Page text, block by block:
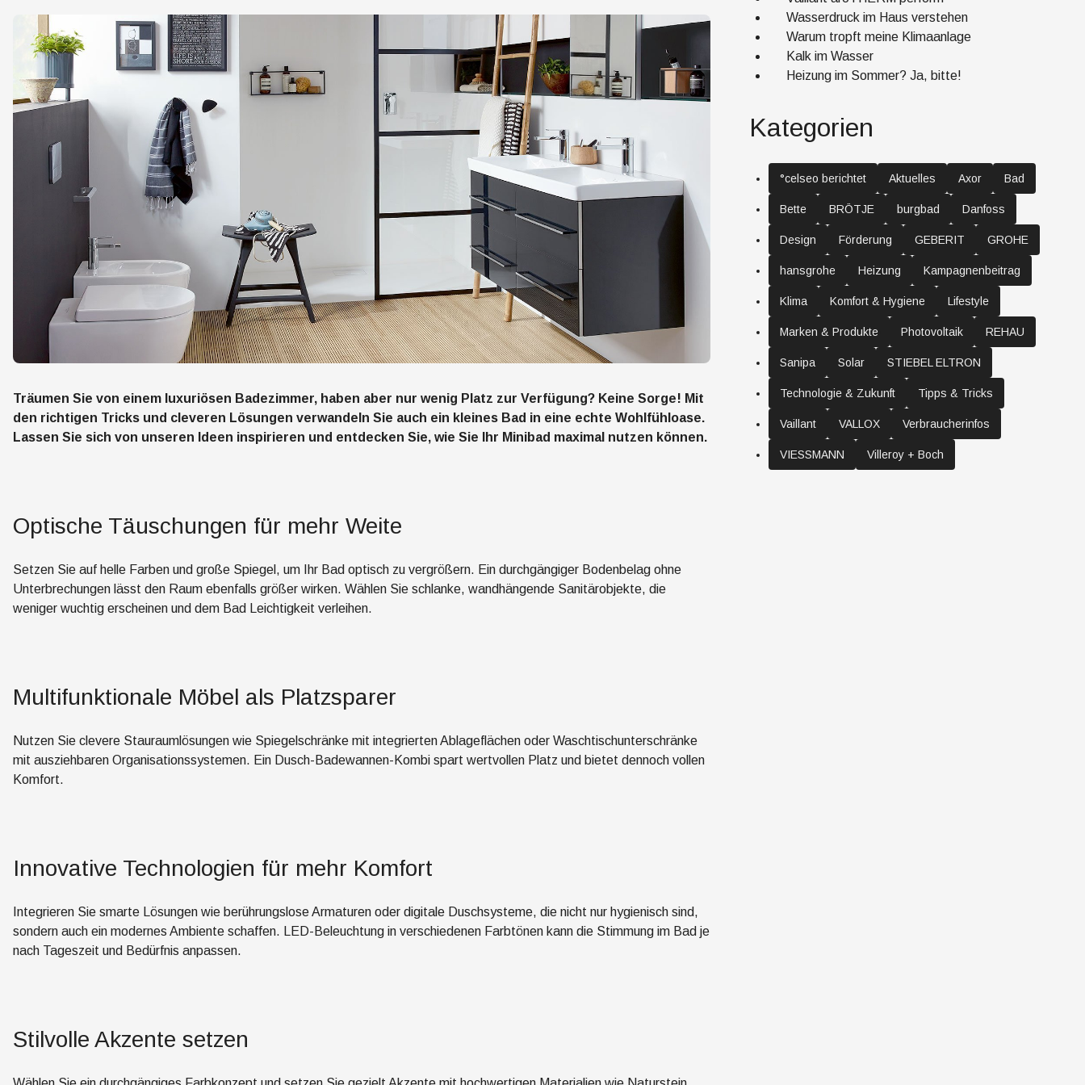
Träumen Sie von einem luxuriösen Badezimmer, haben aber nur wenig Platz zur Verfügung? Keine Sorge! Mit
den richtigen Tricks und cleveren Lösungen verwandeln Sie auch ein kleines Bad in eine echte Wohlfühloase.
Lassen Sie sich von unseren Ideen inspirieren und entdecken Sie, wie Sie Ihr Minibad maximal nutzen können.
Optische Täuschungen für mehr Weite
Setzen Sie auf helle Farben und große Spiegel, um Ihr Bad optisch zu vergrößern. Ein durchgängiger Bodenbelag ohne
Unterbrechungen lässt den Raum ebenfalls größer wirken. Wählen Sie schlanke, wandhängende Sanitärobjekte, die
weniger wuchtig erscheinen und dem Bad Leichtigkeit verleihen.
Multifunktionale Möbel als Platzsparer
Nutzen Sie clevere Stauraumlösungen wie Spiegelschränke mit integrierten Ablageflächen oder Waschtischunterschränke
mit ausziehbaren Organisationssystemen. Ein Dusch-Badewannen-Kombi spart wertvollen Platz und bietet dennoch vollen
Komfort.
Innovative Technologien für mehr Komfort
Integrieren Sie smarte Lösungen wie berührungslose Armaturen oder digitale Duschsysteme, die nicht nur hygienisch sind,
sondern auch ein modernes Ambiente schaffen. LED-Beleuchtung in verschiedenen Farbtönen kann die Stimmung im Bad je
nach Tageszeit und Bedürfnis anpassen.
Stilvolle Akzente setzen
Wasserdruck im Haus verstehen
Warum tropft meine Klimaanlage
Kalk im Wasser
Heizung im Sommer? Ja, bitte!
Kategorien
°celseo berichtet Aktuelles Axor Bad
Bette BRÖTJE burgbad Danfoss
Design Förderung GEBERIT GROHE
hansgrohe Heizung Kampagnenbeitrag
Klima Komfort & Hygiene Lifestyle
Marken & Produkte Photovoltaik REHAU
Sanipa Solar STIEBEL ELTRON
Technologie & Zukunft Tipps & Tricks
Vaillant VALLOX Verbraucherinfos
VIESSMANN Villeroy + Boch